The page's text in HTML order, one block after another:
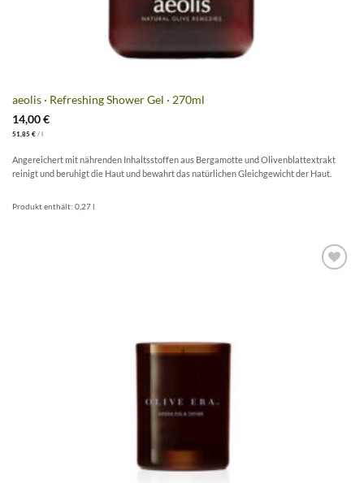
aeolis · Refreshing Shower Gel · 270ml
14,00€
51,85 €/ l
Angereichert mit nährenden Inhaltsstoffen aus Bergamotte und Olivenblattextrakt
reinigt und beruhigt die Haut und bewahrt das natürlichen Gleichgewicht der Haut.
Produkt enthält: 0,27l